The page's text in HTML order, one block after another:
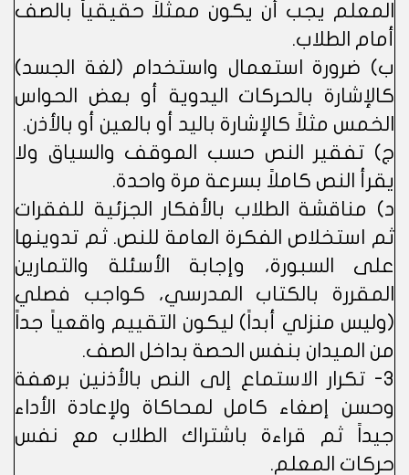
المعلم يجب أن يكون ممثلاً حقيقياً بالصف
أمام الطلاب.
ب) ضرورة استعمال واستخدام (لغة الجسد)
كالإشارة بالحركات اليدوية أو بعض الحواس
الخمس مثلاً كالإشارة باليد أو بالعين أو بالأذن.
ج) تفقير النص حسب الموقف والسياق ولا
يقرأ النص كاملاً بسرعة مرة واحدة.
د) مناقشة الطلاب بالأفكار الجزئية للفقرات
ثم استخلاص الفكرة العامة للنص. ثم تدوينها
على السبورة، وإجابة الأسئلة والتمارين
المقررة بالكتاب المدرسي، كواجب فصلي
(وليس منزلي أبداً) ليكون التقييم واقعياً جداً
من الميدان بنفس الحصة بداخل الصف.
3- تكرار الاستماع إلى النص بالأذنين برهفة
وحسن إصغاء كامل لمحاكاة ولإعادة الأداء
جيداً ثم قراءة باشتراك الطلاب مع نفس
حركات المعلم.